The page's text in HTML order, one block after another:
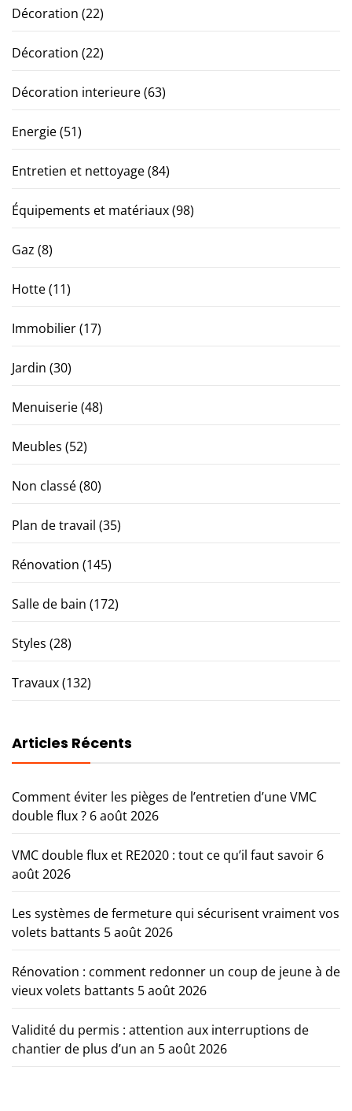
Décoration (22)
Décoration (22)
Décoration interieure(63)
Energie(51)
Entretien et nettoyage(84)
Équipements et matériaux(98)
Gaz (8)
Hotte(11)
Immobilier(17)
Jardin (30)
Menuiserie(48)
Meubles (52)
Non classé(80)
Plan de travail (35)
Rénovation (145)
Salle de bain (172)
Styles (28)
Travaux(132)
Articles Récents
Comment éviter les pièges de l’entretien d’une VMC
double flux ? 6 août 2026
VMC double flux et RE2020 : tout ce qu’il faut savoir 6
août 2026
Les systèmes de fermeture qui sécurisent vraiment vos
volets battants 5 août 2026
Rénovation : comment redonner un coup de jeune à de
vieux volets battants 5 août 2026
Validité du permis : attention aux interruptions de
chantier de plus d’un an 5 août 2026